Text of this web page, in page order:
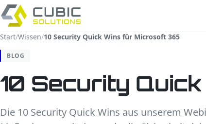
Start/Wissen/10 Security Quick Wins für Microsoft 365
BLOG
10 Security
Die 10 Security Quick Wins aus unserem